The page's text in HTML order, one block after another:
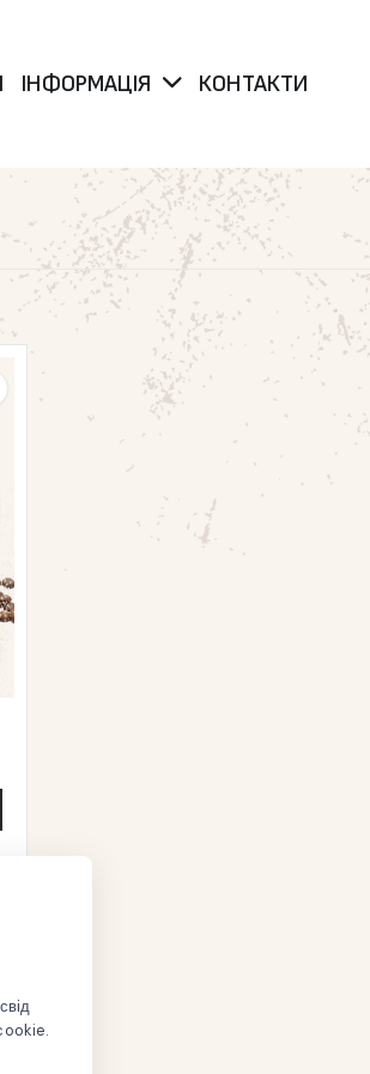
ІНФОРМАЦІЯ КОНТАКТИ